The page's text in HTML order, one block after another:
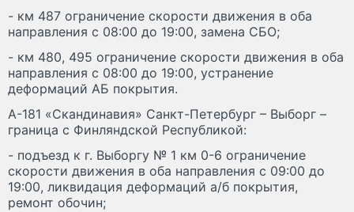
- км 487 ограничение скорости движения в оба
направления с 08:00 до 19:00, замена СБО;
- км 480, 495 ограничение скорости движения в оба
направления с 08:00 до 19:00, устранение
деформаций АБ покрытия.
А-181 «Скандинавия» Санкт-Петербург – Выборг –
граница с Финляндской Республикой:
- подъезд к г. Выборгу № 1 км 0-6 ограничение
скорости движения в оба направления с 09:00 до
19:00, ликвидация деформаций а/б покрытия,
ремонт обочин;